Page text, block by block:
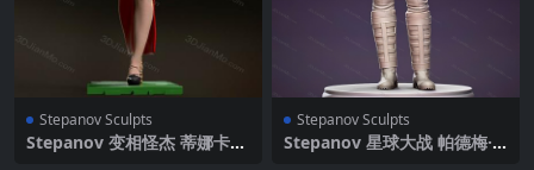
Stepanov Sculpts
Stepanov 变相怪杰 蒂娜卡莱
Stepanov Sculpts
Stepanov 星球大战 帕德梅·